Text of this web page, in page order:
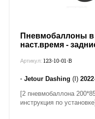
Пневмобаллоны в
наст.время -
Артикул: 123-10-01-В
· Jetour Dashing (I) 2022
[2 пневмобаллона
инструкция по установке]